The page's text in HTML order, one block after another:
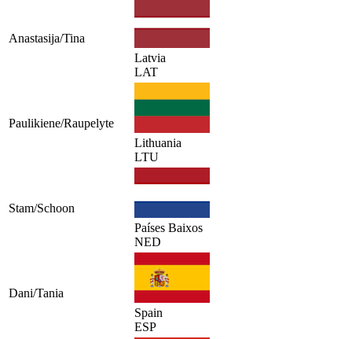
Anastasija/Tina
Latvia
LAT
Paulikiene/Raupelyte
Lithuania
LTU
Stam/Schoon
Países Baixos
NED
Dani/Tania
Spain
ESP